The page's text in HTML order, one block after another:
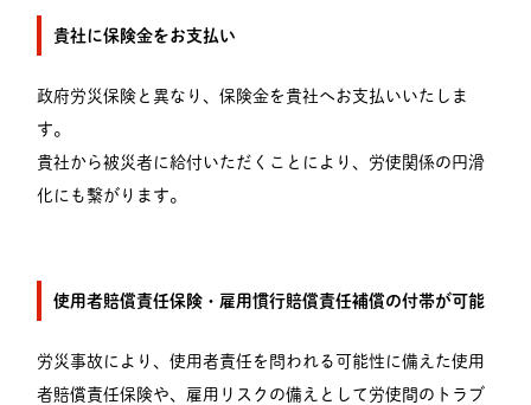
貴社に保険金をお支払い
政府労災保険と異なり、保険金を貴社へお支払いいたしま
す。
貴社から被災者に給付いただくことにより、労使関係の円滑
化にも繋がります。
使用者賠償責任保険・雇用慣行賠償責任補償の付帯が可能
労災事故により、使用者責任を問われる可能性に備えた使用
者賠償責任保険や、雇用リスクの備えとして労使間のトラブ